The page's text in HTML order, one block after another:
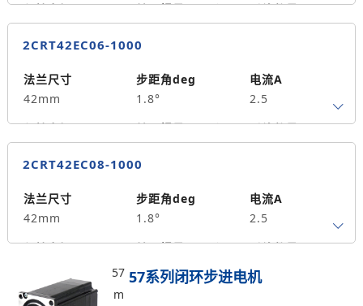
保持力矩N.m
0.4
转子惯量g.cm²
60
引线数量
4
5
单出轴
60
重量kg
0.30
2CRT42EC06-1000
法兰尺寸
42mm
步距角deg
1.8°
电流A
2.5
保持力矩N.m
0.6
转子惯量g.cm²
70
引线数量
4
5
单出轴
68
重量kg
0.5
2CRT42EC08-1000
法兰尺寸
42mm
步距角deg
1.8°
电流A
2.5
保持力矩N.m
转子惯量g.cm²
110
引线数量
4
轴径
57系列闭环步进电机
57
m